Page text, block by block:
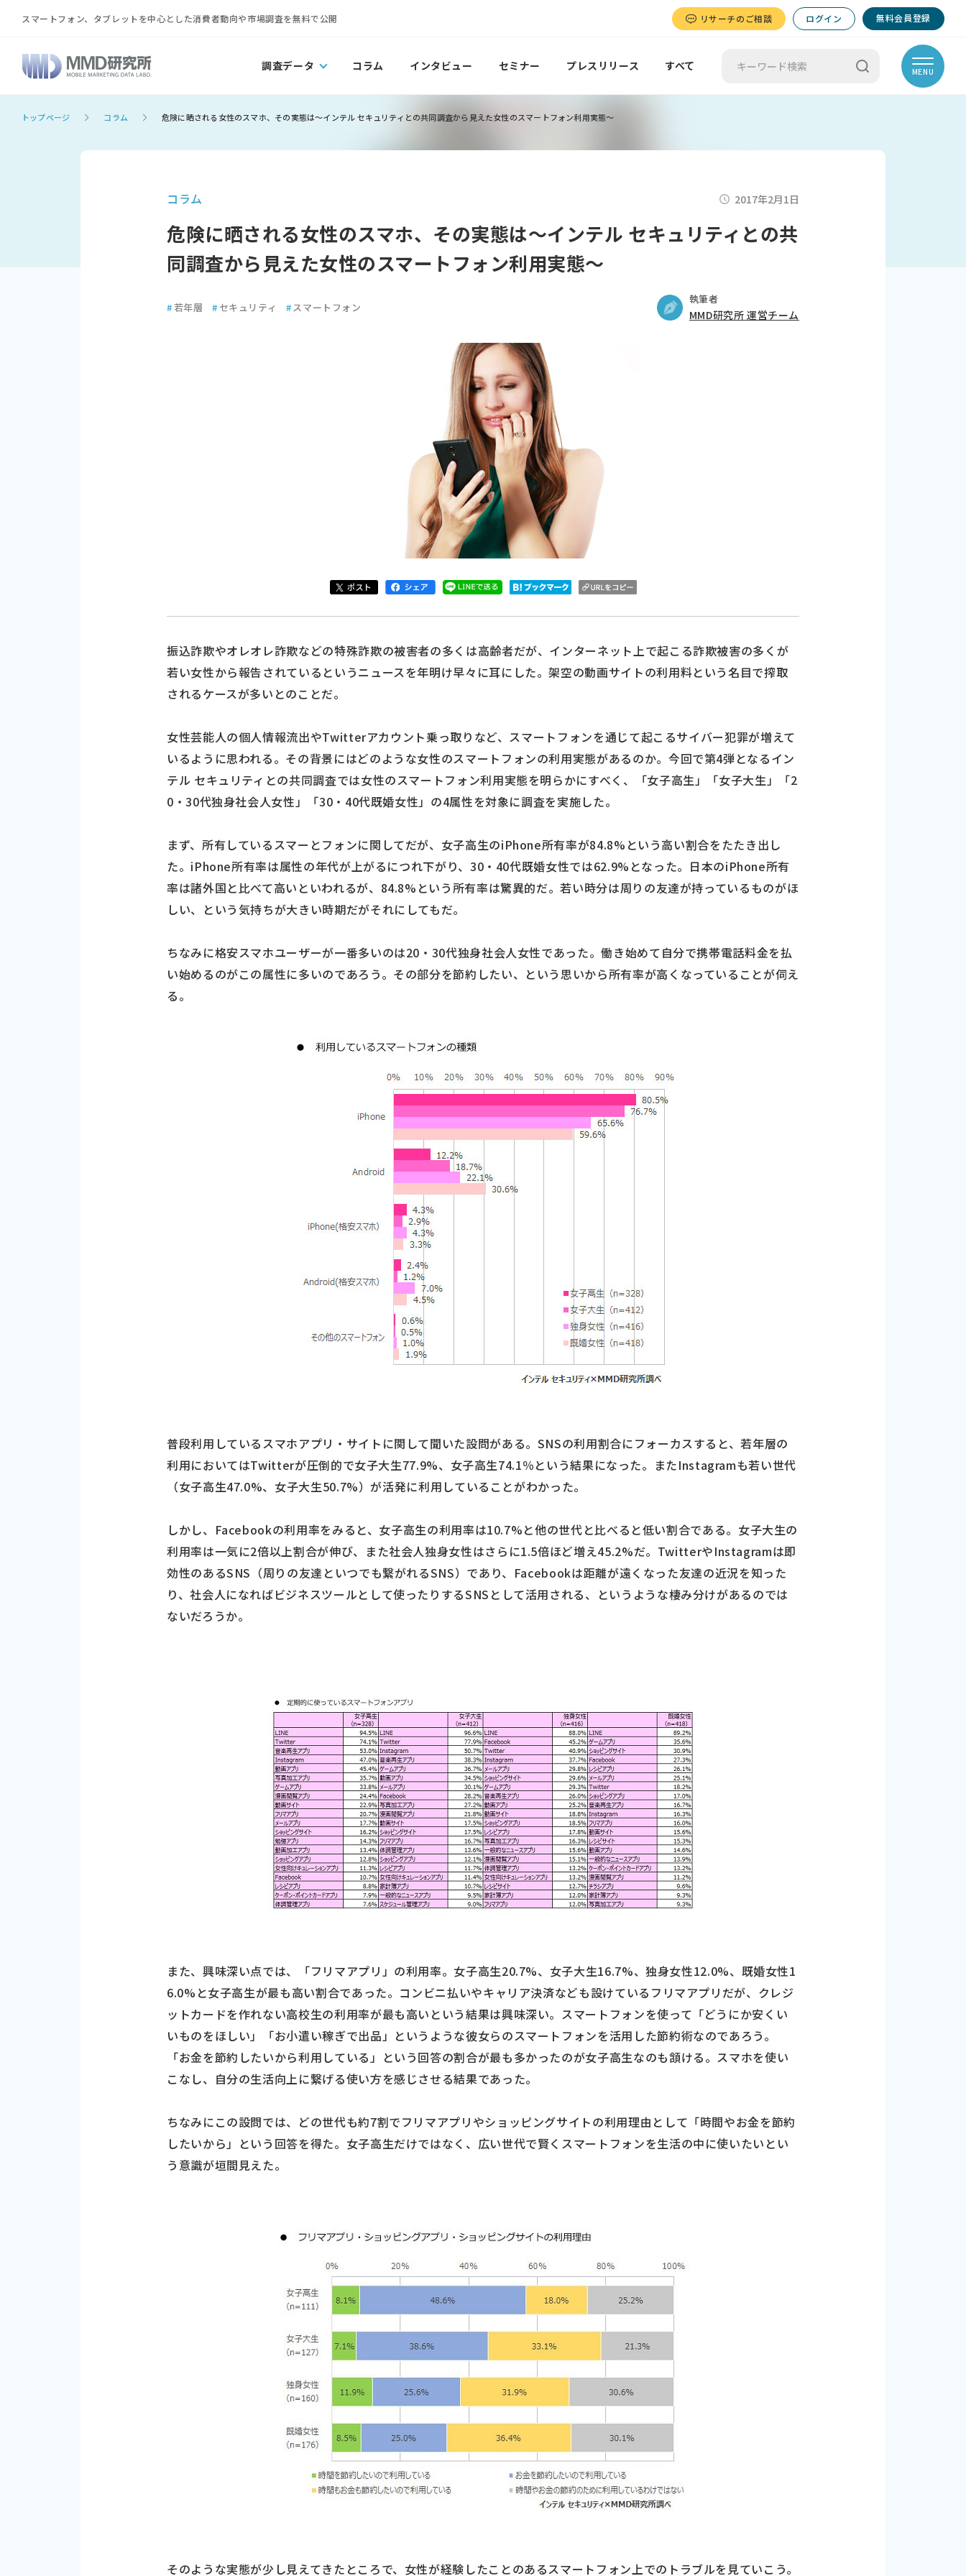
スマートフォン、タブレットを中心とした消費者動向や市場調査を無料で公開 リサーチのご相談 ログイン 無料会員登録
調査データ コラム インタビュー セミナー プレスリリース すべて MENU
トップページ コラム 危険に晒される女性のスマホ、その実態は～インテル セキュリティとの共同調査から見えた女性のスマートフォン利用実態～
コラム 2017年2月1日
危険に晒される女性のスマホ、その実態は～インテル セキュリティとの共
同調査から見えた女性のスマートフォン利用実態～
#若年層 # セキュリティ #スマートフォン
執筆者
MMD研究所 運営チーム
振込詐欺やオレオレ詐欺などの特殊詐欺の被害者の多くは高齢者だが、インターネット上で起こる詐欺被害の多くが
若い女性から報告されているというニュースを年明け早々に耳にした。架空の動画サイトの利用料という名目で搾取
されるケースが多いとのことだ。
女性芸能人の個人情報流出やTwitterアカウント乗っ取りなど、スマートフォンを通じて起こるサイバー犯罪が増えて
いるように思われる。その背景にはどのような女性のスマートフォンの利用実態があるのか。今回で第4弾となるイン
テル セキュリティとの共同調査では女性のスマートフォン利用実態を明らかにすべく、「女子高生」「女子大生」「2
0・30代独身社会人女性」「30・40代既婚女性」の4属性を対象に調査を実施した。
まず、所有しているスマーとフォンに関してだが、女子高生のiPhone所有率が84.8%という高い割合をたたき出し
た。iPhone所有率は属性の年代が上がるにつれ下がり、30・40代既婚女性では62.9%となった。日本のiPhone所有
率は諸外国と比べて高いといわれるが、84.8%という所有率は驚異的だ。若い時分は周りの友達が持っているものがほ
しい、という気持ちが大きい時期だがそれにしてもだ。
ちなみに格安スマホユーザーが一番多いのは20・30代独身社会人女性であった。働き始めて自分で携帯電話料金を払
い始めるのがこの属性に多いのであろう。その部分を節約したい、という思いから所有率が高くなっていることが伺え
る。
普段利用しているスマホアプリ・サイトに関して聞いた設問がある。SNSの利用割合にフォーカスすると、若年層の
利用においてはTwitterが圧倒的で女子大生77.9%、女子高生74.1％という結果になった。またInstagramも若い世代
（女子高生47.0%、女子大生50.7%）が活発に利用していることがわかった。
しかし、Facebookの利用率をみると、女子高生の利用率は10.7%と他の世代と比べると低い割合である。女子大生の
利用率は一気に2倍以上割合が伸び、また社会人独身女性はさらに1.5倍ほど増え45.2%だ。TwitterやInstagramは即
効性のあるSNS（周りの友達といつでも繋がれるSNS）であり、Facebookは距離が遠くなった友達の近況を知った
り、社会人になればビジネスツールとして使ったりするSNSとして活用される、というような棲み分けがあるのでは
ないだろうか。
また、興味深い点では、「フリマアプリ」の利用率。女子高生20.7%、女子大生16.7%、独身女性12.0%、既婚女性1
6.0%と女子高生が最も高い割合であった。コンビニ払いやキャリア決済なども設けているフリマアプリだが、クレジ
ットカードを作れない高校生の利用率が最も高いという結果は興味深い。スマートフォンを使って「どうにか安くい
いものをほしい」「お小遣い稼ぎで出品」というような彼女らのスマートフォンを活用した節約術なのであろう。
「お金を節約したいから利用している」という回答の割合が最も多かったのが女子高生なのも頷ける。スマホを使い
こなし、自分の生活向上に繋げる使い方を感じさせる結果であった。
ちなみにこの設問では、どの世代も約7割でフリマアプリやショッピングサイトの利用理由として「時間やお金を節約
したいから」という回答を得た。女子高生だけではなく、広い世代で賢くスマートフォンを生活の中に使いたいとい
う意識が垣間見えた。
そのような実態が少し見えてきたところで、女性が経験したことのあるスマートフォン上でのトラブルを見ていこう。